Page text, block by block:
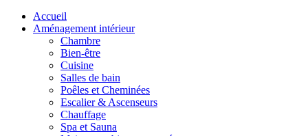
Accueil
Aménagement intérieur
Chambre
Bien-être
Cuisine
Salles de bain
Poêles et Cheminées
Escalier & Ascenseurs
Chauffage
Spa et Sauna